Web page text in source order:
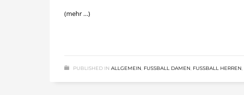
(mehr …)
PUBLISHED IN ALLGEMEIN, FUSSBALL DAMEN , FUSSBALL HERREN ,